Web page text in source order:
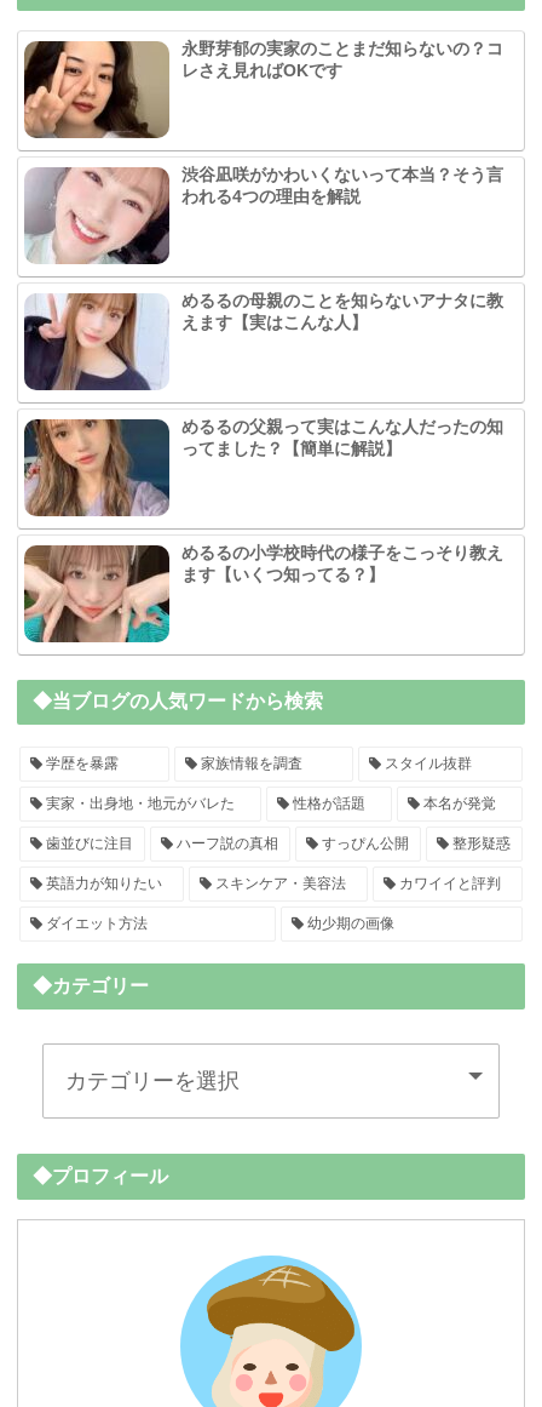
永野芽郁の実家のことまだ知らないの？コ
レさえ見ればOKです
渋谷凪咲がかわいくないって本当？そう言
われる4つの理由を解説
めるるの母親のことを知らないアナタに教
えます【実はこんな人】
めるるの父親って実はこんな人だったの知
ってました？【簡単に解説】
めるるの小学校時代の様子をこっそり教え
ます【いくつ知ってる？】
◆当ブログの人気ワードから検索
学歴を暴露 家族情報を調査 スタイル抜群
実家・出身地・地元がバレた 性格が話題 本名が発覚
歯並びに注目 ハーフ説の真相 すっぴん公開 整形疑惑
英語力が知りたい スキンケア・美容法 カワイイと評判
ダイエット方法 幼少期の画像
◆カテゴリー
◆プロフィール